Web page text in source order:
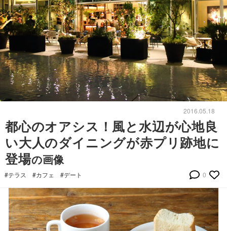
2016.05.18
都心のオアシス！風と水辺が心地良
い大人のダイニングが赤プリ跡地に
登場の画像
#テラス #カフェ #デート 0